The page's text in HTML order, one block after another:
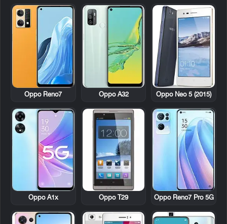
Oppo Neo 5 (2015)
Oppo A32
Oppo Reno7
Oppo Reno7 Pro 5G
Oppo T29
Oppo A1x